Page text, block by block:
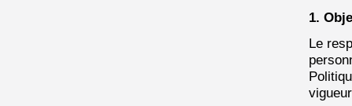
1.
Le